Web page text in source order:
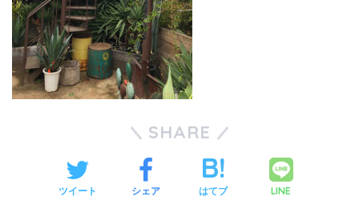
SHARE
ツイート シェア はてブ LINE